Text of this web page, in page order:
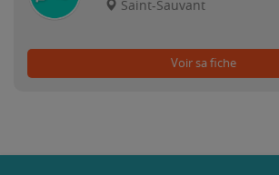
Saint-Sauvant
Voir sa fiche